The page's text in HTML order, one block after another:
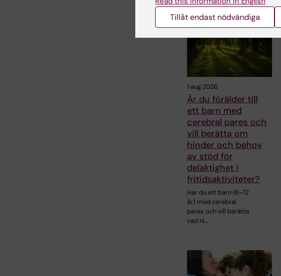
1 aug 2026
Är du förälder till
ett barn med
cerebral pares och
vill berätta om
hinder och behov
av stöd för
delaktighet i
fritidsaktiviteter?
Har du ett barn (8–12
år) med cerebral
pares och vill berätta
vad ni…
Tillåt endast nödvändiga